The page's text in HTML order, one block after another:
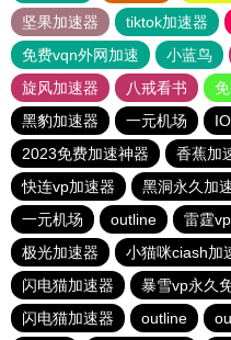
坚果加速器
tiktok加速器
免费vqn外网加速
小蓝鸟
旋风加速器
八戒看书
黑豹加速器
一元机场
2023免费加速神器
香蕉加
快连vp加速器
黑洞永久加
一元机场
outline 雷霆
极光加速器
小猫咪ciash加
闪电猫加速器
暴雪vp永久
闪电猫加速器
outline